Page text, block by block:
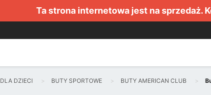
Ta strona internetowa jest na sprzedaż.
DLA DZIECI BUTY SPORTOWE BUTY AMERICAN CLUB